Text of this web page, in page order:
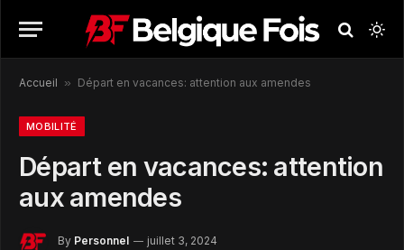
Accueil » Départ en vacances: attention aux amendes
MOBILITÉ
Départ en vacances: attention
aux amendes
By Personnel juillet 3, 2024